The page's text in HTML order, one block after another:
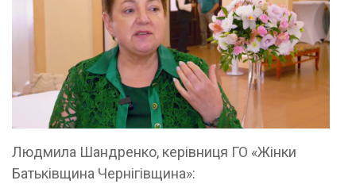
Людмила Шандренко, керівниця ГО «Жінки
Батьківщина Чернігівщина»: